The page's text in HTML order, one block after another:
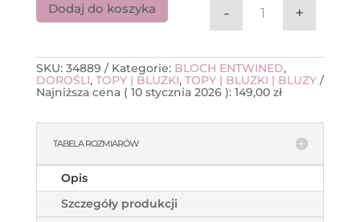
ilość Top
- +
Dodaj do koszyka
SKU: 34889 Kategorie: BLOCH ENTWINED,
DOROŚLI, TOPY | BLUZKI, TOPY | BLUZKI | BLUZY
Najniższa cena ( 10 stycznia 2026): 149,00 zł
TABELA ROZMIARÓW
Opis
Szczegóły produkcji